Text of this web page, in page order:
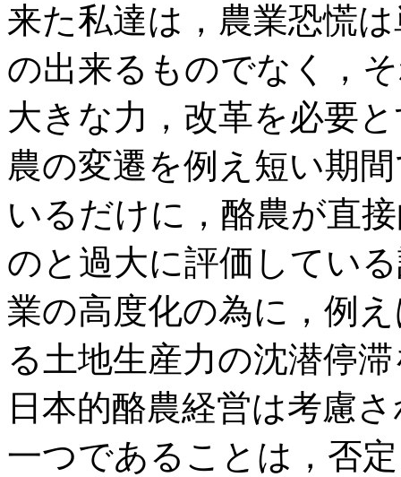
来た私達は，農業恐慌
の出来るものでなく，
大きな力，改革を必要
農の変遷を例え短い期
いるだけに，酪農が直
のと過大に評価してい
業の高度化の為に，例
る土地生産力の沈潜停
日本的酪農経営は考慮
一つであることは，否